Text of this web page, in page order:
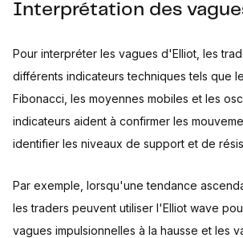
Interprétation des
Pour interpréter les vagues d'Elliot, les
différents indicateurs techniques tels que
Fibonacci, les moyennes mobiles et les
indicateurs aident à confirmer les
identifier les niveaux de support et de
Par exemple, lorsqu'une tendance
les traders peuvent utiliser l'Elliot wave
vagues impulsionnelles à la hausse et les